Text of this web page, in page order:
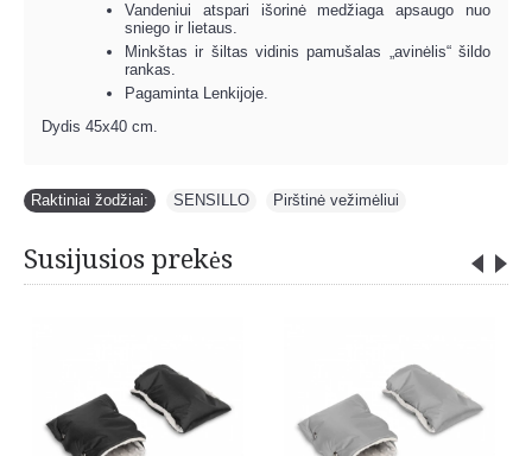
Vandeniui atspari išorinė medžiaga apsaugo nuo
sniego ir lietaus.
Minkštas ir šiltas vidinis pamušalas „avinėlis“ šildo
rankas.
Pagaminta Lenkijoje.
Dydis 45x40 cm.
Raktiniai žodžiai: SENSILLO Pirštinė vežimėliui
Susijusios prekės